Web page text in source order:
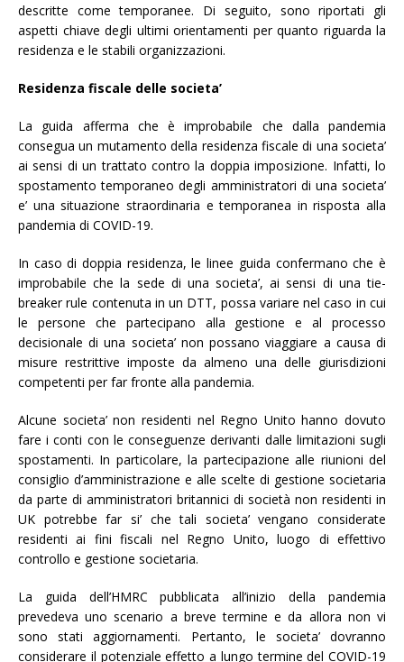
descritte come temporanee. Di seguito, sono riportati gli
aspetti chiave degli ultimi orientamenti per quanto riguarda la
residenza e le stabili organizzazioni.
Residenza fiscale delle societa’
La guida afferma che è improbabile che dalla pandemia
consegua un mutamento della residenza fiscale di una societa’
ai sensi di un trattato contro la doppia imposizione. Infatti, lo
spostamento temporaneo degli amministratori di una societa’
e’ una situazione straordinaria e temporanea in risposta alla
pandemia di COVID-19.
In caso di doppia residenza, le linee guida confermano che è
improbabile che la sede di una societa’, ai sensi di una tie-
breaker rule contenuta in un DTT, possa variare nel caso in cui
le persone che partecipano alla gestione e al processo
decisionale di una societa’ non possano viaggiare a causa di
misure restrittive imposte da almeno una delle giurisdizioni
competenti per far fronte alla pandemia.
Alcune societa’ non residenti nel Regno Unito hanno dovuto
fare i conti con le conseguenze derivanti dalle limitazioni sugli
spostamenti. In particolare, la partecipazione alle riunioni del
consiglio d’amministrazione e alle scelte di gestione societaria
da parte di amministratori britannici di società non residenti in
UK potrebbe far si’ che tali societa’ vengano considerate
residenti ai fini fiscali nel Regno Unito, luogo di effettivo
controllo e gestione societaria.
La guida dell’HMRC pubblicata all’inizio della pandemia
prevedeva uno scenario a breve termine e da allora non vi
sono stati aggiornamenti. Pertanto, le societa’ dovranno
considerare il potenziale effetto a lungo termine del COVID-19